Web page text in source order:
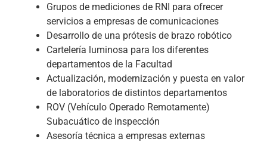
Grupos de mediciones de RNI para ofrecer
servicios a empresas de comunicaciones
Desarrollo de una prótesis de brazo robótico
Cartelería luminosa para los diferentes
departamentos de la Facultad
Actualización, modernización y puesta en valor
de laboratorios de distintos departamentos
ROV (Vehículo Operado Remotamente)
Subacuático de inspección
Asesoría técnica a empresas externas